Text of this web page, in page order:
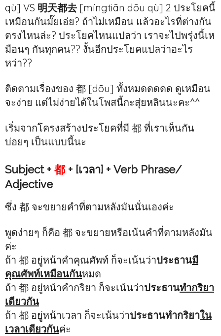
qù] VS 明天都去 [míngtiān dōu qù] 2 ประโยคนี้
เหมือนกันมั๊ยเอ่ย? ถ้าไม่เหมือน แล้วอะไรที่ต่างกัน
ตรงไหนล่ะ? ประโยคไหนแปลว่า เราจะไปพรุ่งนี้เห
มือนๆ กันทุกคน?? งั้นอีกประโยคแปลว่าอะไร
หว่า??
ติดตามเรื่องของ 都 [dōu] ทั้งหมดดดดด ดูเหมือน
จะง่าย แต่ไม่ง่ายได้ในโพสนี้กะสุ่ยหลินนะคะ^^
เริ่มจากโครงสร้างประโยคที่มี 都 ที่เราเห็นกัน
บ่อยๆ เป็นแบบนี้นะ
Subject + 都+ [เวลา] + Verb Phrase/
Adjective
ซึ่ง 都 จะขยายคำที่ตามหลังมันนั่นเองค่ะ
พูดง่ายๆ ก็คือ 都 จะขยายหรือเน้นคำที่ตามหลังมัน
ค่ะ
ถ้า 都 อยู่หน้าคำคุณศัพท์ ก็จะเน้นว่าประธานมี
คุณศัพท์เหมือนกันหมด
ถ้า 都 อยู่หน้าคำกริยา ก็จะเน้นว่าประธานทำกริยา
เดียวกัน
ถ้า 都 อยู่หน้าเวลา ก็จะเน้นว่าประธานทำกริยาใน
เวลาเดียวกันค่ะ